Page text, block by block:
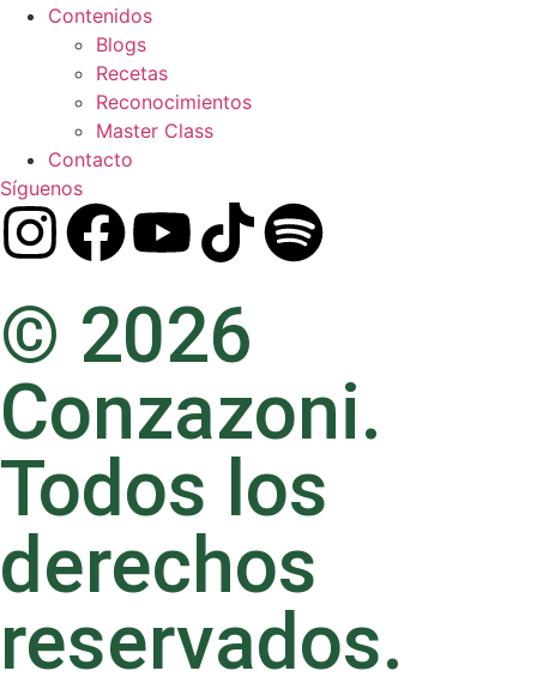
Contenidos
Blogs
Recetas
Reconocimientos
Master Class
Contacto
Síguenos
© 2026
Conzazoni.
Todos los
derechos
reservados.